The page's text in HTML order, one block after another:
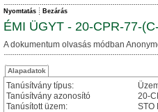
Nyomtatás Bezárás
ÉMI ÜGYT - 20-CPR-77-
A dokumentum olvasás módban
Alapadatok
Tanúsítvány típus:
Tanúsítvány azonosító
20-
Tanúsított üzem:
STO